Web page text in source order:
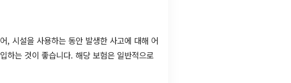
, 시설을 사용하는 동안 발생한 사고에 대해 어
하는 것이 좋습니다. 해당 보험은 일반적으로